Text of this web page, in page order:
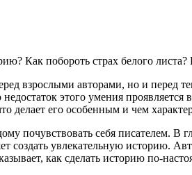
Как побороть страх белого
взрослыми авторами, но и перед
этого умения
делает его особенным и чем
почувствовать себя писателем. В
увлекательную историю.
как сделать историю по-